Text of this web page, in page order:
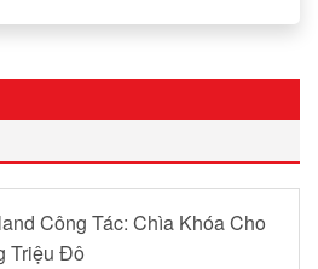
Công Tác: Chìa Khóa Cho
Triệu Đô